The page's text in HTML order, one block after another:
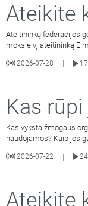
Ateikite
Ateitininkų federacijos
moksleivį ateitininką
2026-07-28
17
Kas
Kas vyksta žmogaus
naudojamos? Kaip jos
2026-07-22 |
24
Ateikite